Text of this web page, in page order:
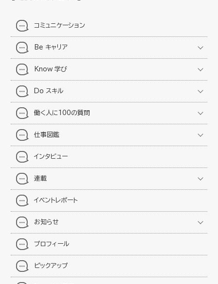
コミュニケーション
Be キャリア
Know 学び
Do スキル
働く人に100の質問
仕事図鑑
インタビュー
連載
イベントレポート
お知らせ
プロフィール
ピックアップ